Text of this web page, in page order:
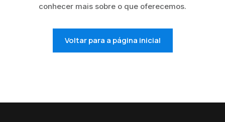
conhecer mais sobre o que oferecemos.
Voltar para a página inicial